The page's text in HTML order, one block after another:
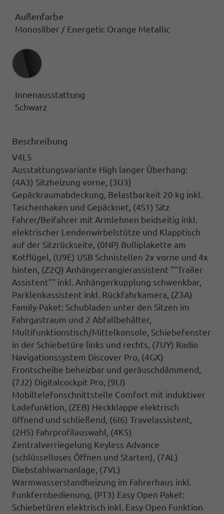
Außenfarbe
Monosilber / Energetic Orange Metallic
Innenausstattung
Innenausstattung
Schwarz
Beschreibung
V4L5
Ausstattungsvariante High langer Überhang:
(4A3) Sitzheizung vorne, (3U3)
Gepäckraumabdeckung, Belastbarkeit 20 kg inkl.
Taschenhaken und Gepäcknet, (4S1) Sitz
Fahrer/Beifahrer mit Armlehnen beidseitig inkl.
elektrischer Lendenwirbelstütze und Klapptisch
auf der Sitzrückseite, (0NP) Bulliplakette am
Kotflügel, (U9E) USB Schnistellen 2x vorne und 4x
hinten, (Z2Q) Anhängerrangierassistent ""Trailer
Assistent"" inkl. Anhängerkupplung schwenkbar,
Parklenkassistent inkl. Rückfahrkamera, (Z3A)
Family-Paket: Schubladen unter den Sitzen im
Fahrgastraum und 2 Abfallbehälter,
Multifunktionstisch/Mittelkonsole, Schiebefenster
in der Schiebetüre links und rechts, (7UY) Radio
Navigationssystem Discover Pro, (4GX)
Frontscheibe beheizbar und geräuschdämmend,
(7J2) Digitalcockpit Pro, (9IJ)
Mobiltelefonschnittstelle Comfort mit induktiver
Ladefunktion, (ZEB) Heckklappe elektrisch
öffnend und schließend, (6I6) Travelassistent,
(2H5) Fahrprofilauswahl, (4K5)
Zentralverriegelung Keyless Advance
(schlüsselloses Öffnen und Starten), (7AL)
Diebstahlwarnanlage, (7VL)
Warmwasserstandheizung im Fahrerhaus inkl.
Funkfernbedienung, (PT3) Easy Open Paket:
Schiebetüren elektrisch inkl. Easy Open Funktion